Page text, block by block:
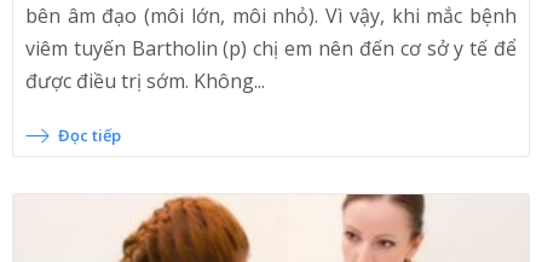
bên âm đạo (môi lớn, môi nhỏ). Vì vậy, khi mắc bệnh
viêm tuyến Bartholin (p) chị em nên đến cơ sở y tế để
được điều trị sớm. Không...
Đọc tiếp